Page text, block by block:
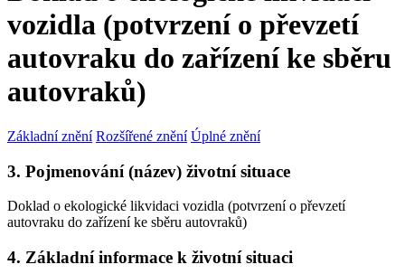
vozidla (potvrzení o převzetí
autovraku do zařízení ke sběru
autovraků)
Základní znění Rozšířené znění Úplné znění
3. Pojmenování (název) životní situace
Doklad o ekologické likvidaci vozidla (potvrzení o převzetí
autovraku do zařízení ke sběru autovraků)
4. Základní informace k životní situaci